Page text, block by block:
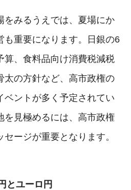
をみるうえでは、夏場にか
も重要になります。日銀の6
算、食料品向け消費税減税
太の方針など、高市政権の
ベントが多く予定されてい
を見極めるには、高市政権
ージが重要となります。
とユーロ円